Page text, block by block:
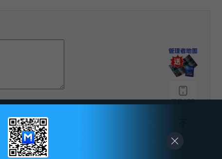
下载APP
友情链接